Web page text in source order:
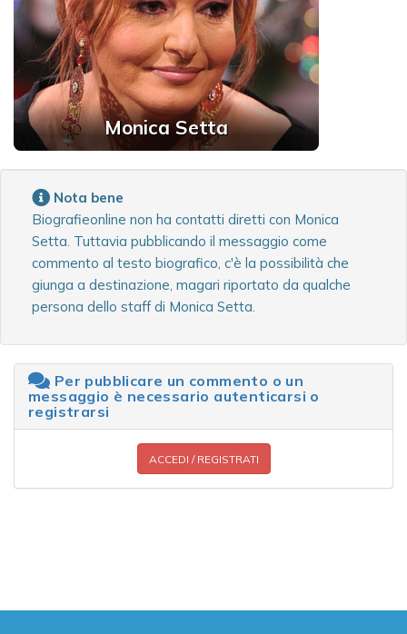
Monica Setta
Nota bene
Biografieonline non ha contatti diretti con Monica
Setta. Tuttavia pubblicando il messaggio come
commento al testo biografico, c'è la possibilità che
giunga a destinazione, magari riportato da qualche
persona dello staff di Monica Setta.
Per pubblicare un commento o un
messaggio è necessario autenticarsi o
registrarsi
ACCEDI / REGISTRATI